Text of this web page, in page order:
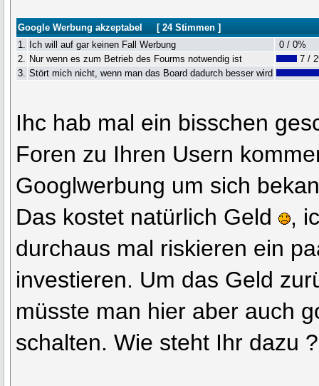
Google Werbung akzeptabel
[ 24 Stimmen ]
1.
Ich will auf gar keinen Fall Werbung
0 / 0%
2. Nur wenn es zum Betrieb des Fourms notwendig ist
7 /
3. Stört mich nicht, wenn man das Board dadurch besser wird
Ihc hab mal ein bisschen
Foren zu Ihren Usern
Googlwerbung um sich
Das kostet natürlich Geld ,
durchaus mal riskieren ein
investieren. Um das Geld
müsste man hier aber auch
schalten. Wie steht Ihr dazu ?